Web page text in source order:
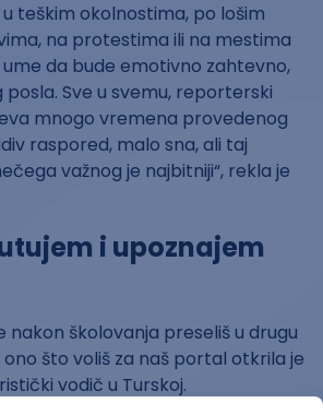
teškim okolnostima, po lošim
na protestima ili na mestima
da bude emotivno zahtevno,
posla. Sve u svemu, reporterski
mnogo vremena provedenog
raspored, malo sna, ali taj
važnog je najbitniji“, rekla je
i upoznajem
nakon školovanja preseliš u drugu
što voliš za naš portal otkrila je
vodič u Turskoj.